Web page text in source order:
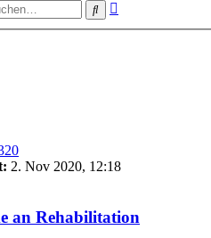
Suche
2. Nov 2020, 12:18
an Rehabilitation